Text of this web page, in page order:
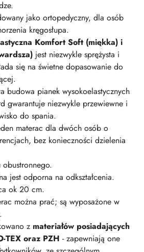
jako ortopedyczny, dla osób
kręgosłupa.
Komfort Soft (miękka) i
jest niezwykle sprężysta i
się na świetne dopasowanie do
budowa pianek wysokoelastycznych
gwarantuje niezwykle przewiewne i
do spania.
materac dla dwóch osób o
bez konieczności dzielenia
jest odporna na odkształcenia.
ok 20 cm.
można prać; są wyposażone w
z materiałów posiadających
TEX oraz PZH - zapewniają one